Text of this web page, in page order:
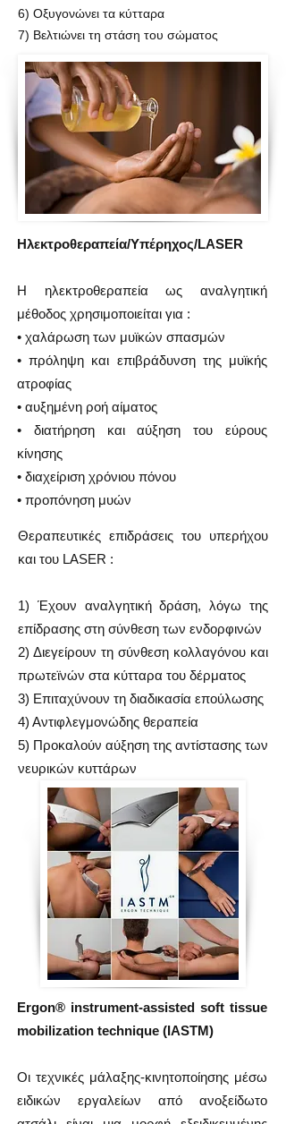
6) Οξυγονώνει τα κύτταρα
7) Βελτιώνει τη στάση του σώματος
Ηλεκτροθεραπεία/Υπέρηχος/LASER
Η ηλεκτροθεραπεία ως αναλγητική
μέθοδος χρησιμοποιείται για :
• χαλάρωση των μυϊκών σπασμών
• πρόληψη και επιβράδυνση της μυϊκής
ατροφίας
• αυξημένη ροή αίματος
• διατήρηση και αύξηση του εύρους
κίνησης
• διαχείριση χρόνιου πόνου
• προπόνηση μυών
Θεραπευτικές επιδράσεις του υπερήχου
και του LASER :
1) Έχουν αναλγητική δράση, λόγω της
επίδρασης στη σύνθεση των ενδορφινών
2) Διεγείρουν τη σύνθεση κολλαγόνου και
πρωτεϊνών στα κύτταρα του δέρματος
3) Επιταχύνουν τη διαδικασία επούλωσης
4) Αντιφλεγμονώδης θεραπεία
5) Προκαλούν αύξηση της αντίστασης των
νευρικών κυττάρων
Ergon® instrument-assisted soft tissue
mobilization technique (IASTM)
Oι τεχνικές μάλαξης-κινητοποίησης μέσω
ειδικών εργαλείων από ανοξείδωτο